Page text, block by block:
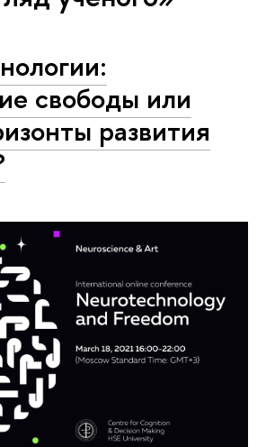
свободы или
развития